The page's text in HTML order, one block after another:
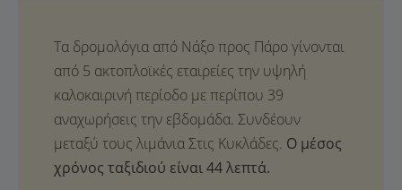
Ο μέσος
χρόνος ταξιδιού είναι 44 λεπτά.